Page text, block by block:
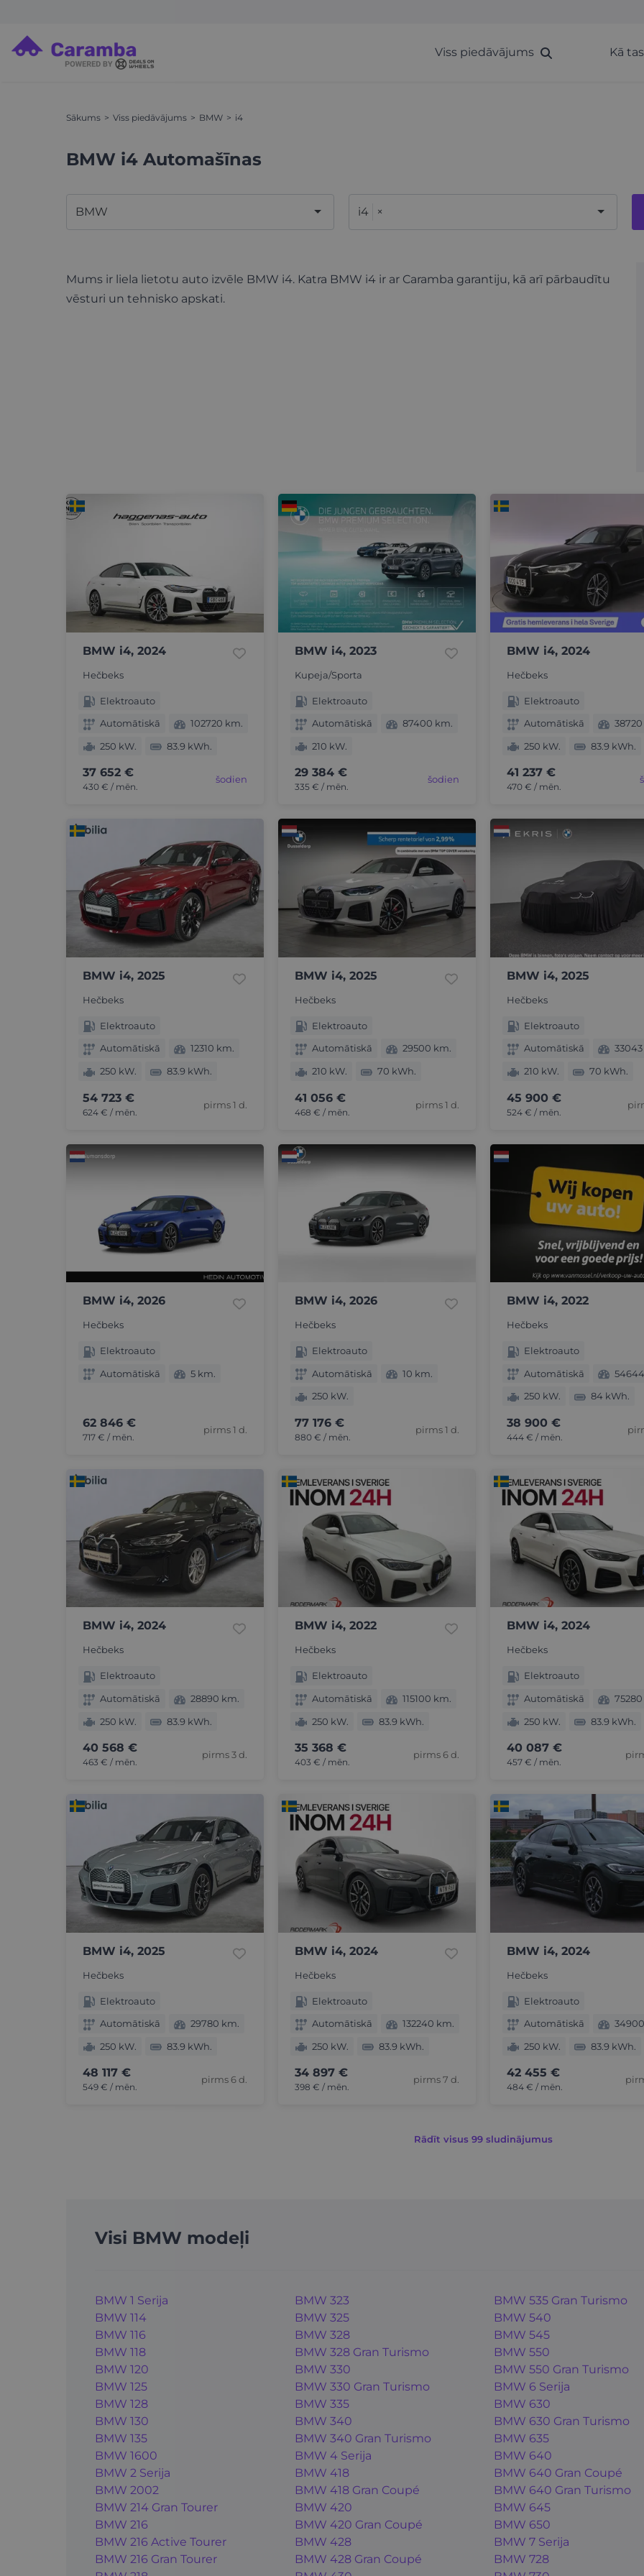
Viss piedāvājums Kā
Sākums Viss piedāvājums BMW i4
BMW i4 Automašīnas
BMW i4 ×
Mums ir liela lietotu auto izvēle BMW i4. Katra BMW i4 ir ar Caramba garantiju, kā arī pārbaudītu
vēsturi un tehnisko apskati.
BMW i4, 2024
Hečbeks
Elektroauto
Automātiskā
102720 km.
250 kW.
83.9 kWh.
37 652 €
430 € / mēn.
šodien
BMW i4, 2023
Kupeja/Sporta
Elektroauto
Automātiskā
87400 km.
210 kW.
29 384 €
335 € / mēn.
šodien
BMW i4, 2024
Hečbeks
Elektroauto
Automātiskā
250 kW.
83.9 kWh.
41 237 €
470 € / mēn.
BMW i4, 2025
Hečbeks
Elektroauto
Automātiskā
12310 km.
250 kW.
83.9 kWh.
54 723 €
624 € / mēn.
pirms 1 d.
BMW i4, 2025
Hečbeks
Elektroauto
Automātiskā
29500 km.
210 kW.
70 kWh.
41 056 €
468 € / mēn.
pirms 1 d.
BMW i4, 2025
Hečbeks
Elektroauto
Automātiskā
210 kW.
70 kWh.
45 900 €
524 € / mēn.
BMW i4, 2026
Hečbeks
Elektroauto
Automātiskā
5 km.
62 846 €
717 € / mēn.
pirms 1 d.
BMW i4, 2026
Hečbeks
Elektroauto
Automātiskā
10 km.
250 kW.
77 176 €
880 € / mēn.
pirms 1 d.
BMW i4, 2022
Hečbeks
Elektroauto
Automātiskā
250 kW.
84 kWh.
38 900 €
444 € / mēn.
BMW i4, 2024
Hečbeks
Elektroauto
Automātiskā
28890 km.
250 kW.
83.9 kWh.
40 568 €
463 € / mēn.
pirms 3 d.
BMW i4, 2022
Hečbeks
Elektroauto
Automātiskā
115100 km.
250 kW.
83.9 kWh.
35 368 €
403 € / mēn.
pirms 6 d.
BMW i4, 2024
Hečbeks
Elektroauto
Automātiskā
250 kW.
83.9 kWh.
40 087 €
457 € / mēn.
BMW i4, 2025
Hečbeks
Elektroauto
Automātiskā
29780 km.
250 kW.
83.9 kWh.
48 117 €
549 € / mēn.
pirms 6 d.
BMW i4, 2024
Hečbeks
Elektroauto
Automātiskā
132240 km.
250 kW.
83.9 kWh.
34 897 €
398 € / mēn.
pirms 7 d.
BMW i4, 2024
Hečbeks
Elektroauto
Automātiskā
250 kW.
83.9 kWh.
42 455 €
484 € / mēn.
Rādīt visus 99 sludinājumus
Visi BMW modeļi
BMW 1 Serija
BMW 114
BMW 116
BMW 118
BMW 120
BMW 125
BMW 128
BMW 130
BMW 135
BMW 1600
BMW 2 Serija
BMW 2002
BMW 214 Gran Tourer
BMW 216
BMW 216 Active Tourer
BMW 216 Gran Tourer
BMW 323
BMW 325
BMW 328
BMW 328 Gran Turismo
BMW 330
BMW 330 Gran Turismo
BMW 335
BMW 340
BMW 340 Gran Turismo
BMW 4 Serija
BMW 418
BMW 418 Gran Coupé
BMW 420
BMW 420 Gran Coupé
BMW 428
BMW 428 Gran Coupé
BMW 535 Gran Turismo
BMW 540
BMW 545
BMW 550
BMW 550 Gran Turismo
BMW 6 Serija
BMW 630
BMW 630 Gran Turismo
BMW 635
BMW 640
BMW 640 Gran Coupé
BMW 640 Gran Turismo
BMW 645
BMW 650
BMW 7 Serija
BMW 728